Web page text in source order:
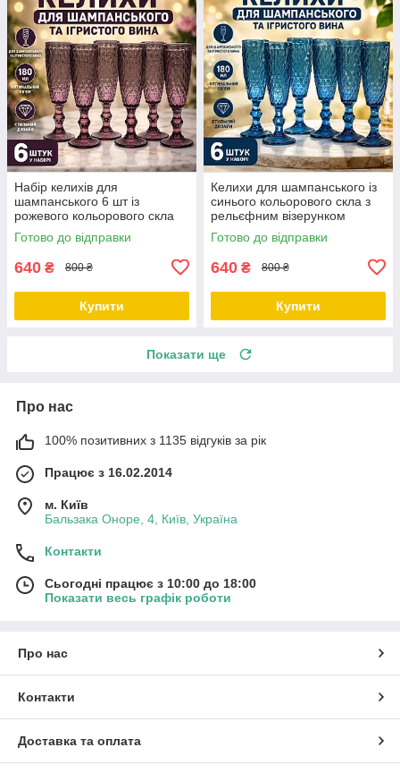
Набір келихів для
шампанського 6 шт із
рожевого кольорового скла
Аргайл 180 мл
Готово до відправки
640 ₴ 800 ₴
Купити
Келихи для шампанського із
синього кольорового скла з
рельєфним візерунком
«Аргайл» 180 мл
Готово до відправки
640 ₴ 800 ₴
Купити
Показати ще
Про нас
100% позитивних з 1135 відгуків за рік
Працює з 16.02.2014
м. Київ
Бальзака Оноре, 4, Київ, Україна
Контакти
Сьогодні працює з 10:00 до 18:00
Показати весь графік роботи
Про нас
Контакти
Доставка та оплата